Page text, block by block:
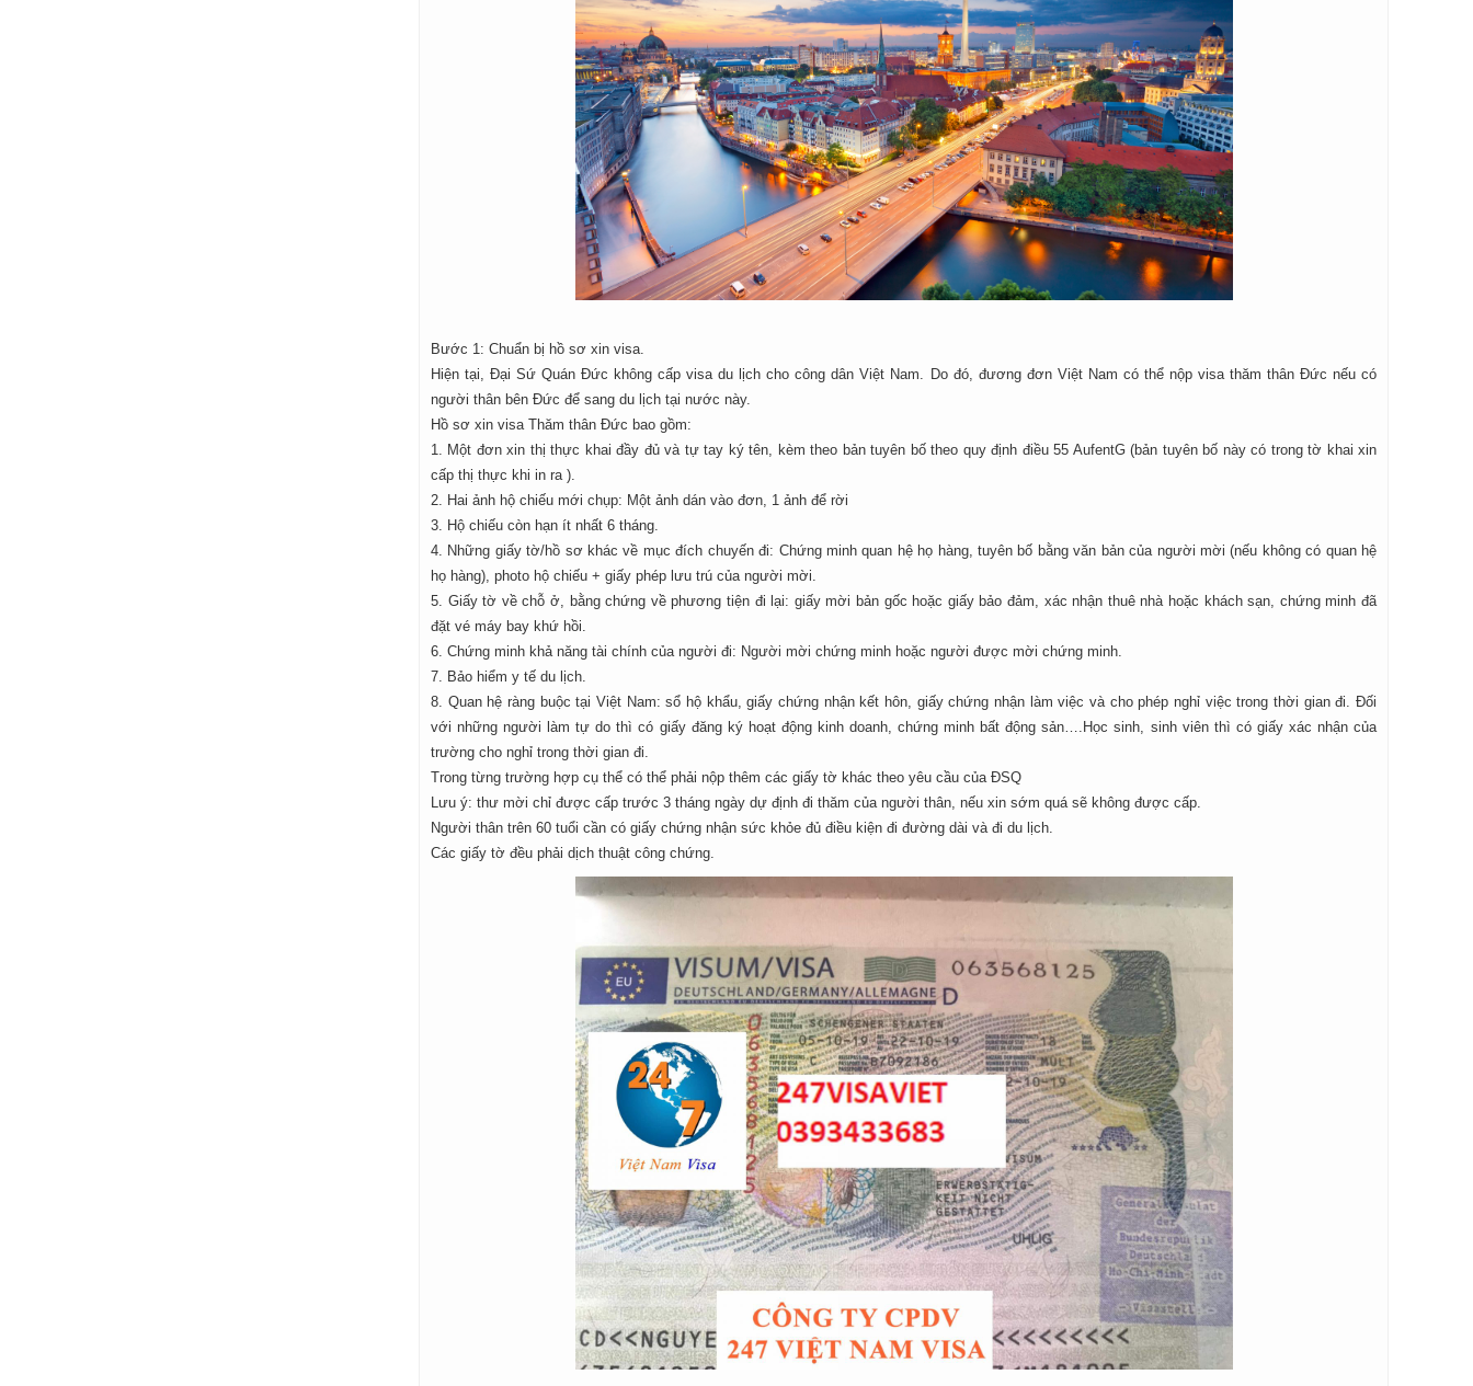
Bước 1: Chuẩn bị hồ sơ xin visa.
Hiện tại, Đại Sứ Quán Đức không cấp visa du lịch cho công dân Việt Nam. Do đó, đương đơn Việt Nam có thể nộp visa thăm thân Đức nếu có
người thân bên Đức để sang du lịch tại nước này.
Hồ sơ xin visa Thăm thân Đức bao gồm:
1. Một đơn xin thị thực khai đầy đủ và tự tay ký tên, kèm theo bản tuyên bố theo quy định điều 55 AufentG (bản tuyên bố này có trong tờ khai xin
cấp thị thực khi in ra ).
2. Hai ảnh hộ chiếu mới chụp: Một ảnh dán vào đơn, 1 ảnh để rời
3. Hộ chiếu còn hạn ít nhất 6 tháng.
4. Những giấy tờ/hồ sơ khác về mục đích chuyến đi: Chứng minh quan hệ họ hàng, tuyên bố bằng văn bản của người mời (nếu không có quan hệ
họ hàng), photo hộ chiếu + giấy phép lưu trú của người mời.
5. Giấy tờ về chỗ ở, bằng chứng về phương tiện đi lại: giấy mời bản gốc hoặc giấy bảo đảm, xác nhận thuê nhà hoặc khách sạn, chứng minh đã
đặt vé máy bay khứ hồi.
6. Chứng minh khả năng tài chính của người đi: Người mời chứng minh hoặc người được mời chứng minh.
7. Bảo hiểm y tế du lịch.
8. Quan hệ ràng buộc tại Việt Nam: sổ hộ khẩu, giấy chứng nhận kết hôn, giấy chứng nhận làm việc và cho phép nghỉ việc trong thời gian đi. Đối
với những người làm tự do thì có giấy đăng ký hoạt động kinh doanh, chứng minh bất động sản….Học sinh, sinh viên thì có giấy xác nhận của
trường cho nghỉ trong thời gian đi.
Trong từng trường hợp cụ thể có thể phải nộp thêm các giấy tờ khác theo yêu cầu của ĐSQ
Lưu ý: thư mời chỉ được cấp trước 3 tháng ngày dự định đi thăm của người thân, nếu xin sớm quá sẽ không được cấp.
Người thân trên 60 tuổi cần có giấy chứng nhận sức khỏe đủ điều kiện đi đường dài và đi du lịch.
Các giấy tờ đều phải dịch thuật công chứng.